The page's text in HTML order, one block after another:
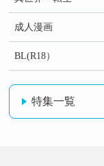
成人漫画
BL(R18）
特集一覧